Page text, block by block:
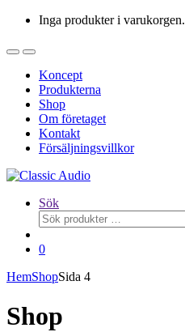
Inga produkter i varukorgen.
Koncept
Produkterna
Shop
Om företaget
Kontakt
Försäljningsvillkor
Sök
Sök
efter:
0
HemShopSida 4
Shop